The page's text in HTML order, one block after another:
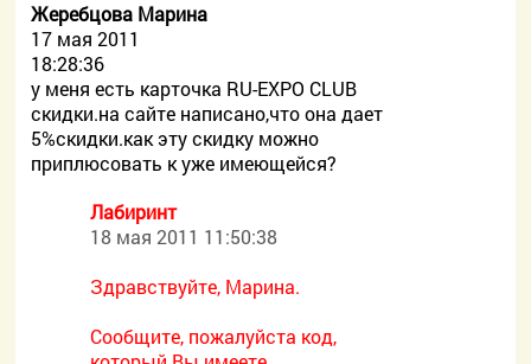
Жеребцова Марина
17 мая 2011
18:28:36
у меня есть карточка RU-EXPO CLUB
скидки.на сайте написано,что она дает
5%скидки.как эту скидку можно
приплюсовать к уже имеющейся?
Лабиринт
18 мая 2011 11:50:38
Здравствуйте, Марина.
Сообщите, пожалуйста код,